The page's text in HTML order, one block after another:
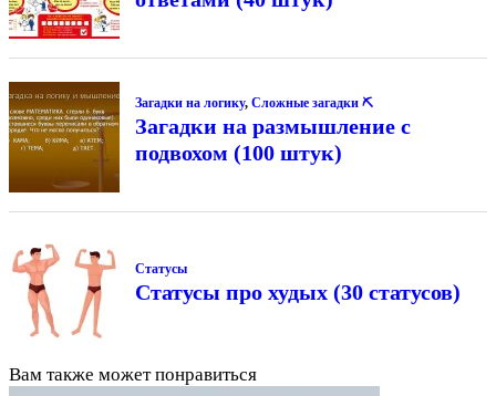
Загадки на логику, Сложные загадки ⛏
Загадки на размышление с
подвохом (100 штук)
Статусы
Статусы про худых (30 статусов)
Вам также может понравиться